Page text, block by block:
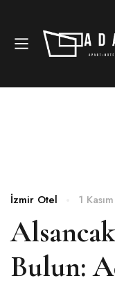
İzmir Otel 1
Bulun: